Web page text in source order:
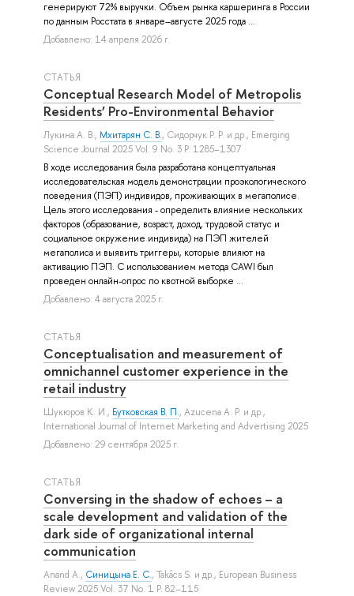
генерируют 72% выручки. Объем рынка каршеринга в России
по данным Росстата в январе–августе 2025 года ...
Добавлено: 14 апреля 2026 г.
СТАТЬЯ
Conceptual Research Model of Metropolis
Residents’ Pro-Environmental Behavior
Лукина А. В., Мхитарян С. В., Сидорчук Р. Р. и др., Emerging
Science Journal 2025 Vol. 9 No. 3 P. 1285–1307
В ходе исследования была разработана концептуальная
исследовательская модель демонстрации проэкологического
поведения (ПЭП) индивидов, проживающих в мегаполисе.
Цель этого исследования - определить влияние нескольких
факторов (образование, возраст, доход, трудовой статус и
социальное окружение индивида) на ПЭП жителей
мегаполиса и выявить триггеры, которые влияют на
активацию ПЭП. С использованием метода CAWI был
проведен онлайн-опрос по квотной выборке ...
Добавлено: 4 августа 2025 г.
СТАТЬЯ
Conceptualisation and measurement of
omnichannel customer experience in the
retail industry
Шукюров К. И., Бутковская В. П., Azucena A. P. и др.,
International Journal of Internet Marketing and Advertising 2025
Добавлено: 29 сентября 2025 г.
СТАТЬЯ
Conversing in the shadow of echoes – a
scale development and validation of the
dark side of organizational internal
communication
Anand A., Синицына Е. С., Takács S. и др., European Business
Review 2025 Vol. 37 No. 1 P. 82–115